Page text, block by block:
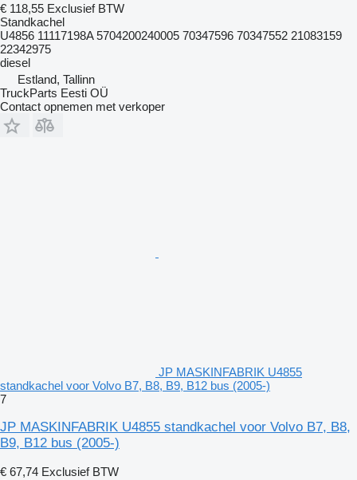
€ 118,55 Exclusief BTW
Standkachel
U4856 11117198A 5704200240005 70347596 70347552 21083159
22342975
diesel
Estland, Tallinn
TruckParts Eesti OÜ
Contact opnemen met verkoper
JP MASKINFABRIK U4855
standkachel voor Volvo B7, B8, B9, B12 bus (2005-)
7
JP MASKINFABRIK U4855 standkachel voor Volvo B7, B8,
B9, B12 bus (2005-)
€ 67,74 Exclusief BTW